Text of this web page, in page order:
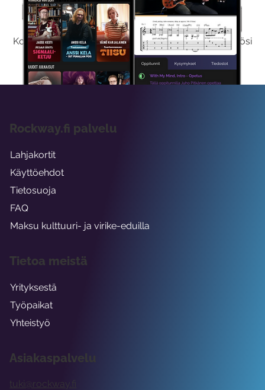
Kokeile Ilmaiseksi
Kokeilemalla ilmaiseksi saat koko sisältömme käyttöösi
viikon ajaksi.
Asiakaspalvelu
tuki@rockway.fi
Rockway.fi palvelu
Lahjakortit
Käyttöehdot
Tietosuoja
FAQ
Maksu kulttuuri- ja virike-eduilla
Tietoa meistä
Yrityksestä
Työpaikat
Yhteistyö